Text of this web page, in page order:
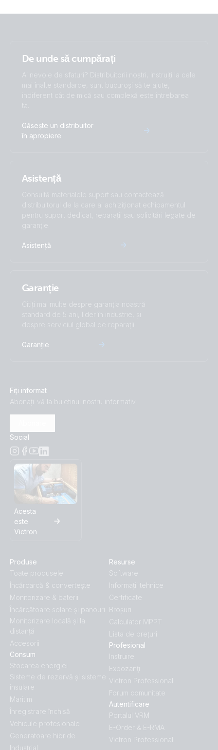
De unde să cumpărați
Ai nevoie de sfaturi? Distribuitorii noștri, instruiți la cele
mai înalte standarde, sunt bucuroși să te ajute,
indiferent cât de mică sau complexă este întrebarea
ta.
Găsește un distribuitor
în apropiere
Asistență
Consultă materialele suport sau contactează
distribuitorul de la care ai achiziționat echipamentul
pentru suport dedicat, reparații sau solicitări legate de
garanție.
Asistență
Garanție
Citiți mai multe despre garanția noastră
standard de 5 ani, lider în industrie, și
despre serviciul global de reparații.
Garanție
Fiți informat
Abonați-vă la buletinul nostru informativ
Social
Acesta
este
Victron
Produse
Toate produsele
Încărcarcă & convertește
Monitorizare & baterii
Încărcătoare solare și panouri
Monitorizare locală și la
distanță
Accesorii
Consum
Stocarea energiei
Sisteme de rezervă și sisteme
insulare
Maritim
Înregistrare închisă
Vehicule profesionale
Generatoare hibride
Industrial
Resurse
Software
Informații tehnice
Certificate
Broșuri
Calculator MPPT
Lista de prețuri
Profesional
Instruire
Expozanţi
Victron Professional
Forum comunitate
Autentificare
Portalul VRM
E-Order & E-RMA
Victron Professional